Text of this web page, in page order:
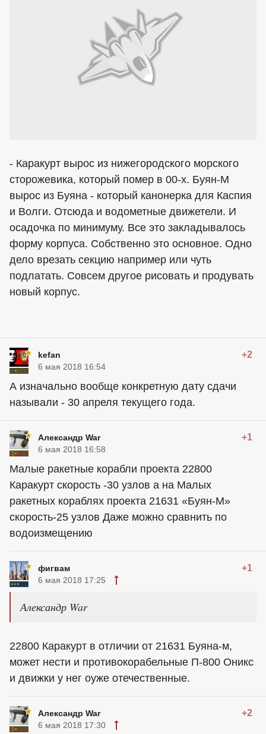
- Каракурт вырос из нижегородского морского
сторожевика, который помер в 00-х. Буян-М
вырос из Буяна - который канонерка для Каспия
и Волги. Отсюда и водометные движетели. И
осадочка по минимуму. Все это закладывалось
форму корпуса. Собственно это основное. Одно
дело врезать секцию например или чуть
подлатать. Совсем другое рисовать и продувать
новый корпус.
kefan +2
6 мая 2018 16:54
А изначально вообще конкретную дату сдачи
называли - 30 апреля текущего года.
Александр War +1
6 мая 2018 16:58
Малые ракетные корабли проекта 22800
Каракурт скорость -30 узлов а на Малых
ракетных кораблях проекта 21631 «Буян-М»
скорость-25 узлов Даже можно сравнить по
водоизмещению
фигвам +1
6 мая 2018 17:25
Александр War
22800 Каракурт в отличии от 21631 Буяна-м,
может нести и противокорабельные П-800 Оникс
и движки у нег оуже отечественные.
Александр War +2
6 мая 2018 17:30